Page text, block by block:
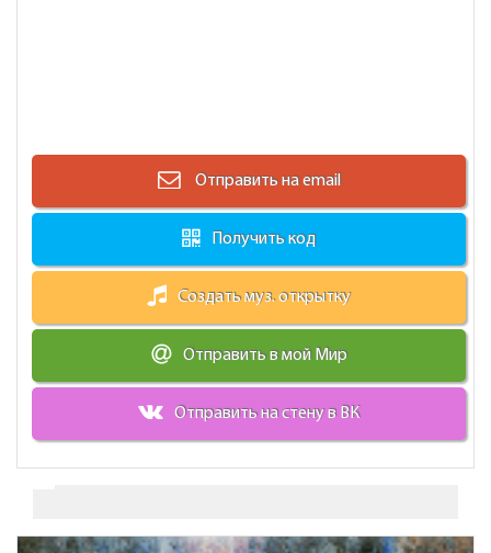
Отправить на email
Получить код
Создать муз. открытку
Отправить в мой Мир
Отправить на стену в ВК